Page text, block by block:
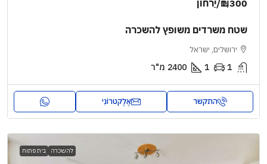
₪1,300/יַרחוֹן
שטח משרדים משופץ להשכרה
ירושלים, ישראל
1
1
2400 מ"ר
התקשר אֶלֶקטרוֹנִי
להשכרה בית פתוח